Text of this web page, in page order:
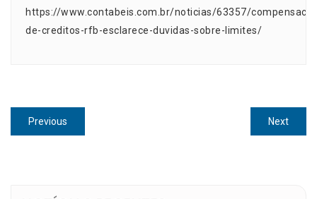
https://www.contabeis.com.br/noticias/63357/
de-creditos-rfb-esclarece-duvidas-sobre-limites/
Navegação
de
Previous
post:
NextNext
post: